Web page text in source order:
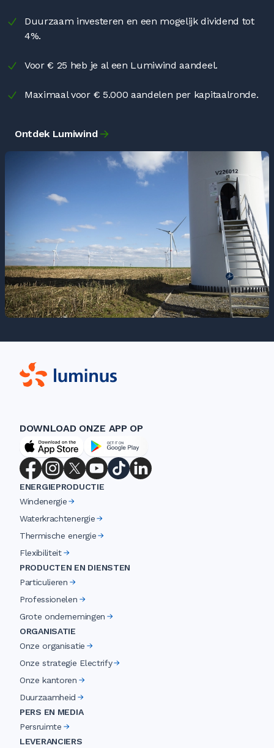
Duurzaam investeren en een mogelijk dividend tot
4%.
Voor € 25 heb je al een Lumiwind aandeel.
Maximaal voor € 5.000 aandelen per kapitaalronde.
Ontdek Lumiwind
DOWNLOAD ONZE APP OP
ENERGIEPRODUCTIE
Windenergie
Waterkrachtenergie
Thermische energie
Flexibiliteit
PRODUCTEN EN DIENSTEN
Particulieren
Professionelen
Grote ondernemingen
ORGANISATIE
Onze organisatie
Onze strategie Electrify
Onze kantoren
Duurzaamheid
PERS EN MEDIA
Persruimte
LEVERANCIERS